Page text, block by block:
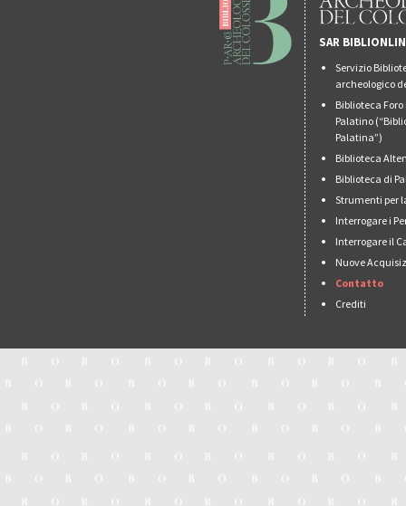
SAR
Servizio
archeologico
Biblioteca
Palatino
Palatina”)
Biblioteca
Biblioteca di
Strumenti per
Interrogare i
Interrogare il
Nuove
Contatto
Crediti